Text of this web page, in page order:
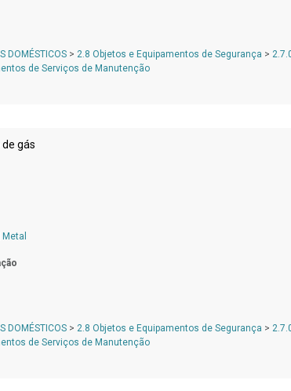
DOMÉSTICOS > 2.8 Objetos e Equipamentos de Segurança >
de Serviços de Manutenção
gás
Metal
DOMÉSTICOS > 2.8 Objetos e Equipamentos de Segurança >
de Serviços de Manutenção